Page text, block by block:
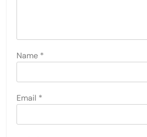
Name *
Email *